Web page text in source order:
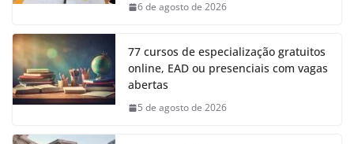
6 de agosto de 2026
77 cursos de especialização gratuitos
online, EAD ou presenciais com vagas
abertas
5 de agosto de 2026